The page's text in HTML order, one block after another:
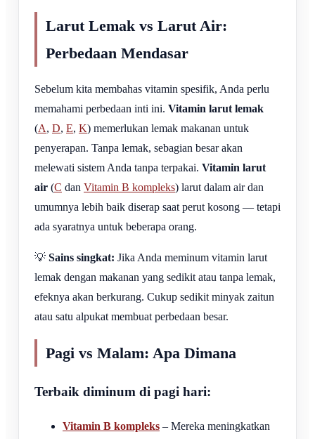
Larut Lemak vs Larut Air:
Perbedaan Mendasar
Sebelum kita membahas vitamin spesifik, Anda perlu
memahami perbedaan inti ini. Vitamin larut lemak
(A, D, E, K) memerlukan lemak makanan untuk
penyerapan. Tanpa lemak, sebagian besar akan
melewati sistem Anda tanpa terpakai. Vitamin larut
air (C dan Vitamin B kompleks) larut dalam air dan
umumnya lebih baik diserap saat perut kosong — tetapi
ada syaratnya untuk beberapa orang.
💡 Sains singkat: Jika Anda meminum vitamin larut
lemak dengan makanan yang sedikit atau tanpa lemak,
efeknya akan berkurang. Cukup sedikit minyak zaitun
atau satu alpukat membuat perbedaan besar.
Pagi vs Malam: Apa Dimana
Terbaik diminum di pagi hari:
Vitamin B kompleks – Mereka meningkatkan